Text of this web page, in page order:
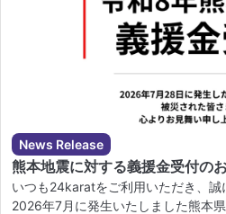
News Release
熊本地震に対する義援金受付の
いつも24karatをご利用いただき、誠
2026年7月に発生いたしました熊本